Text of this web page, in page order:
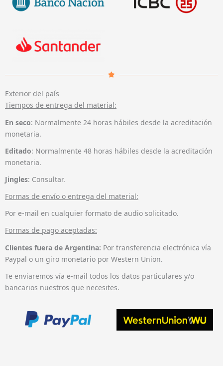
Exterior del país
Tiempos de entrega del material:
En seco: Normalmente 24 horas hábiles desde la acreditación
monetaria.
Editado: Normalmente 48 horas hábiles desde la acreditación
monetaria.
Jingles: Consultar.
Formas de envío o entrega del material:
Por e-mail en cualquier formato de audio solicitado.
Formas de pago aceptadas:
Clientes fuera de Argentina: Por transferencia electrónica vía
Paypal o un giro monetario por Western Union.
Te enviaremos vía e-mail todos los datos particulares y/o
bancarios nuestros que necesites.